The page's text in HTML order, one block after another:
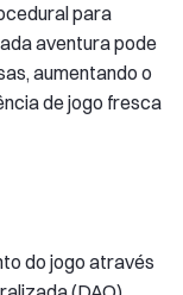
para
aventura pode
aumentando o
de jogo fresca
do jogo através